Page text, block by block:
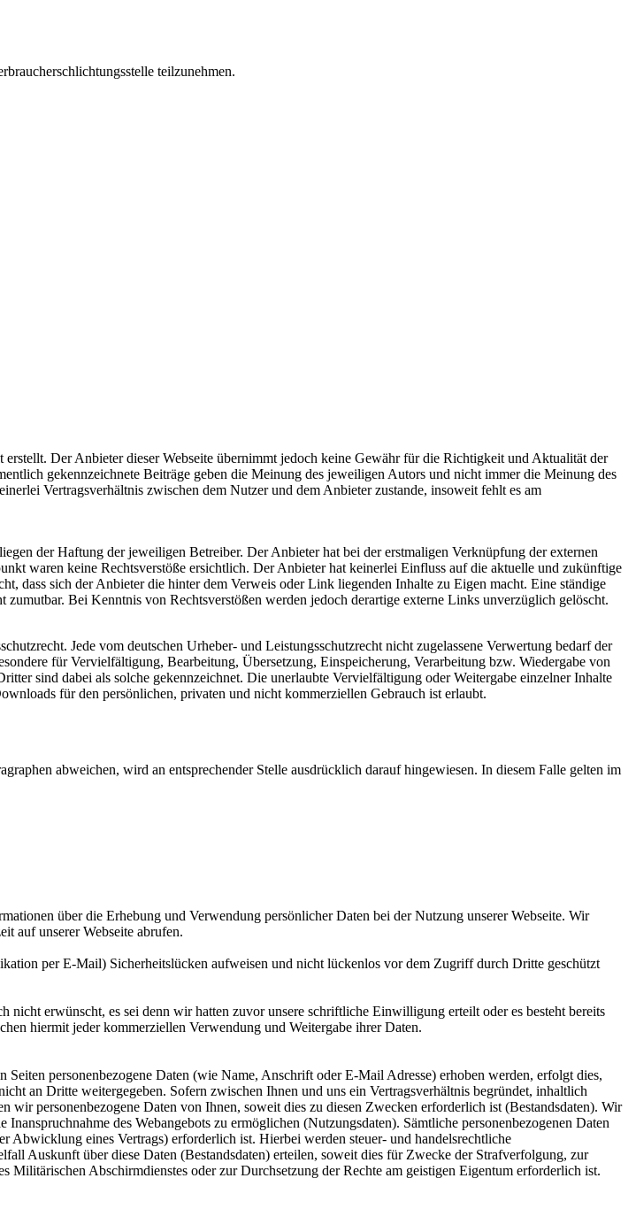
teilzunehmen.
Der Anbieter dieser Webseite übernimmt jedoch keine Gewähr für die Richtigkeit und Aktualität der
gekennzeichnete Beiträge geben die Meinung des jeweiligen Autors und nicht immer die Meinung des
Vertragsverhältnis zwischen dem Nutzer und dem Anbieter zustande, insoweit fehlt es am
der Haftung der jeweiligen Betreiber. Der Anbieter hat bei der erstmaligen Verknüpfung der externen
waren keine Rechtsverstöße ersichtlich. Der Anbieter hat keinerlei Einfluss auf die aktuelle und zukünftige
dass sich der Anbieter die hinter dem Verweis oder Link liegenden Inhalte zu Eigen macht. Eine ständige
Bei Kenntnis von Rechtsverstößen werden jedoch derartige externe Links unverzüglich gelöscht.
Jede vom deutschen Urheber- und Leistungsschutzrecht nicht zugelassene Verwertung bedarf der
für Vervielfältigung, Bearbeitung, Übersetzung, Einspeicherung, Verarbeitung bzw. Wiedergabe von
sind dabei als solche gekennzeichnet. Die unerlaubte Vervielfältigung oder Weitergabe einzelner Inhalte
für den persönlichen, privaten und nicht kommerziellen Gebrauch ist erlaubt.
abweichen, wird an entsprechender Stelle ausdrücklich darauf hingewiesen. In diesem Falle gelten im
über die Erhebung und Verwendung persönlicher Daten bei der Nutzung unserer Webseite. Wir
auf unserer Webseite abrufen.
per E-Mail) Sicherheitslücken aufweisen und nicht lückenlos vor dem Zugriff durch Dritte geschützt
erwünscht, es sei denn wir hatten zuvor unsere schriftliche Einwilligung erteilt oder es besteht bereits
hiermit jeder kommerziellen Verwendung und Weitergabe ihrer Daten.
Seiten personenbezogene Daten (wie Name, Anschrift oder E-Mail Adresse) erhoben werden, erfolgt dies,
an Dritte weitergegeben. Sofern zwischen Ihnen und uns ein Vertragsverhältnis begründet, inhaltlich
wir personenbezogene Daten von Ihnen, soweit dies zu diesen Zwecken erforderlich ist (Bestandsdaten). Wir
des Webangebots zu ermöglichen (Nutzungsdaten). Sämtliche personenbezogenen Daten
eines Vertrags) erforderlich ist. Hierbei werden steuer- und handelsrechtliche
Auskunft über diese Daten (Bestandsdaten) erteilen, soweit dies für Zwecke der Strafverfolgung, zur
Militärischen Abschirmdienstes oder zur Durchsetzung der Rechte am geistigen Eigentum erforderlich ist.